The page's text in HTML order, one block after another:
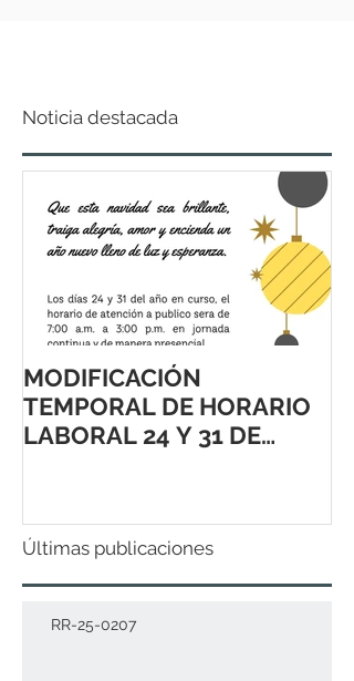
Noticia destacada
MODIFICACIÓN
TEMPORAL DE HORARIO
LABORAL 24 Y 31 DE
Últimas publicaciones
RR-25-0207